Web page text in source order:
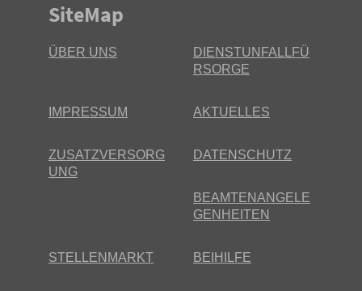
SiteMap
ÜBER UNS
DIENSTUNFALLFÜ
RSORGE
IMPRESSUM AKTUELLES
ZUSATZVERSORG
UNG
DATENSCHUTZ
BEAMTENANGELE
GENHEITEN
STELLENMARKT BEIHILFE